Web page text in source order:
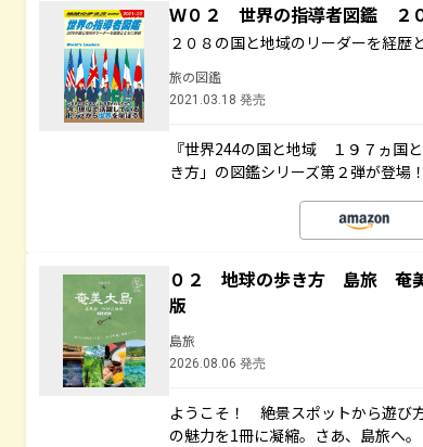
Ｗ０２ 世界の指導者図鑑 ２
２０８の国と地域のリーダーを経歴
旅の図鑑
2021.03.18 発売
『世界244の国と地域 １９７ヵ国
き方」の図鑑シリーズ第２弾が登場！
０２ 地球の歩き方 島旅 奄
版
島旅
2026.08.06 発売
ようこそ！ 絶景スポットから遊び
の魅力を1冊に凝縮。さあ、島旅へ。